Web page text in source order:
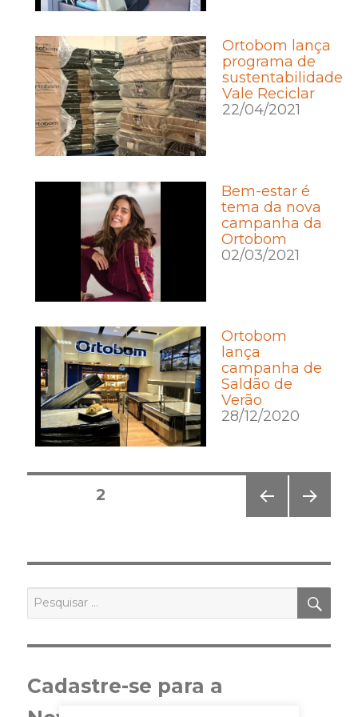
Ortobom lança
programa de
sustentabilidade
Vale Reciclar
22/04/2021
Bem-estar é
tema da nova
campanha da
Ortobom
02/03/2021
Ortobom
lança
campanha de
Saldão de
Verão
28/12/2020
Posts
ERIO
R
PÁGINA2
NA
por:
Cadastre-se para a